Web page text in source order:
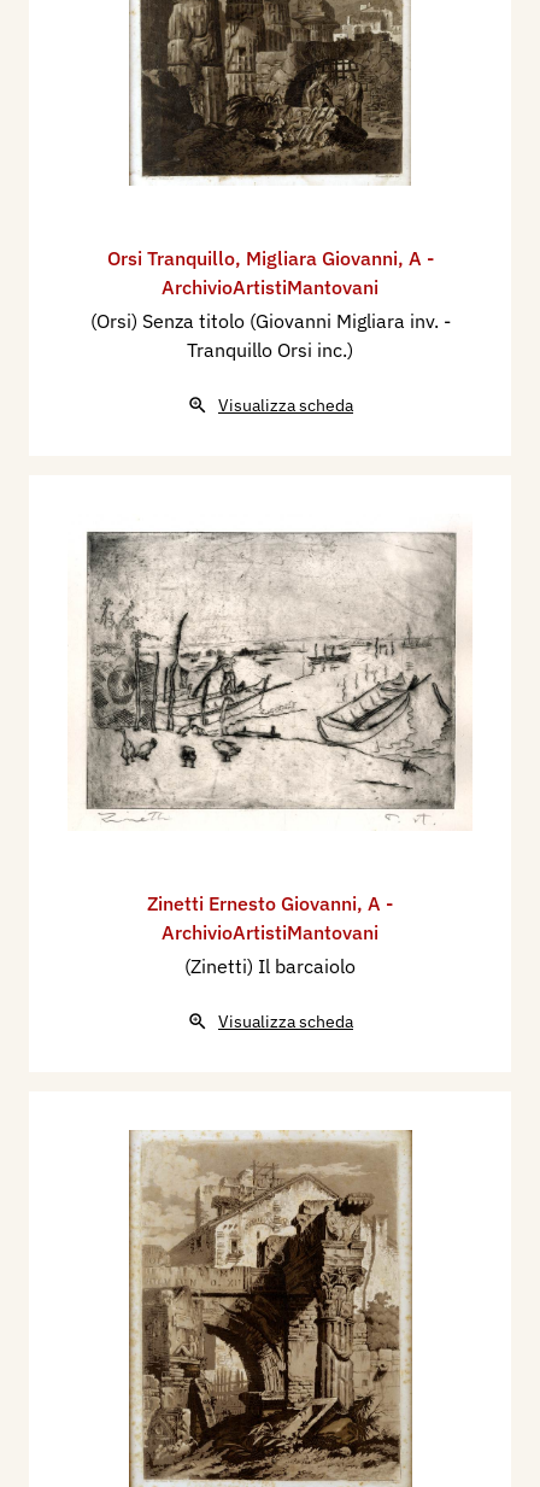
Orsi Tranquillo, Migliara Giovanni, A -
ArchivioArtistiMantovani
(Orsi) Senza titolo (Giovanni Migliara inv. -
Tranquillo Orsi inc.)
Visualizza scheda
Zinetti Ernesto Giovanni, A -
ArchivioArtistiMantovani
(Zinetti) Il barcaiolo
Visualizza scheda